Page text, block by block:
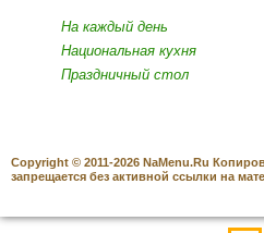
На каждый день
Национальная кухня
Праздничный стол
Copyright © 2011-2026 NaMenu.Ru
запрещается без активной ссылки на